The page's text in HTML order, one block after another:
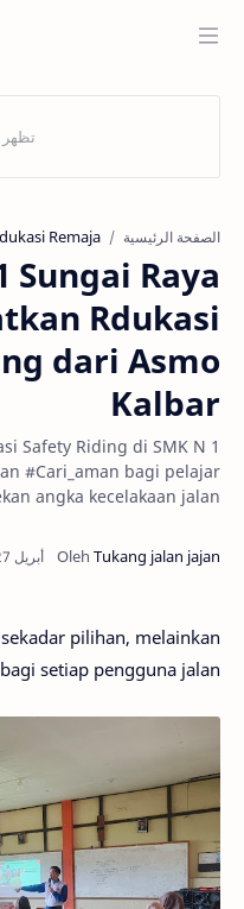
الصفحة الرئيسية Remaja
Sungai Raya
Rdukasi
dari Asmo
Kalbar
Safety Riding di SMK N 1
#Cari_aman bagi pelajar
angka kecelakaan jalan
pilihan, melainkan
setiap pengguna jalan.